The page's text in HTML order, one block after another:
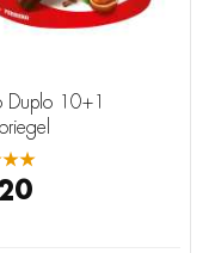
Duplo 10+1